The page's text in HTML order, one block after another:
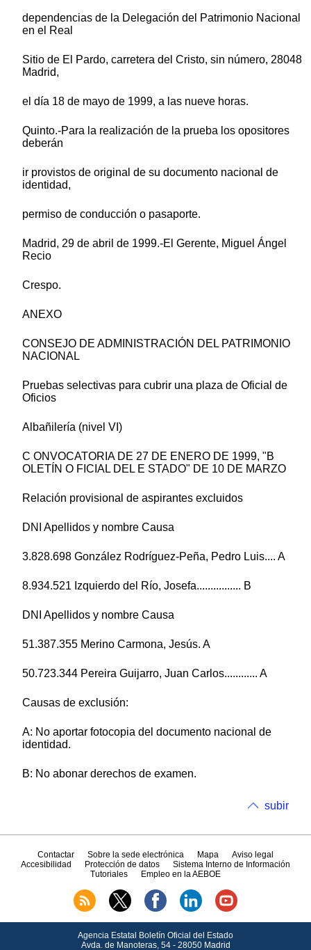
dependencias de la Delegación del Patrimonio Nacional
en el Real
Sitio de El Pardo, carretera del Cristo, sin número, 28048
Madrid,
el día 18 de mayo de 1999, a las nueve horas.
Quinto.-Para la realización de la prueba los opositores
deberán
ir provistos de original de su documento nacional de
identidad,
permiso de conducción o pasaporte.
Madrid, 29 de abril de 1999.-El Gerente, Miguel Ángel
Recio
Crespo.
ANEXO
CONSEJO DE ADMINISTRACIÓN DEL PATRIMONIO
NACIONAL
Pruebas selectivas para cubrir una plaza de Oficial de
Oficios
Albañilería (nivel VI)
C ONVOCATORIA DE 27 DE ENERO DE 1999, "B
OLETÍN O FICIAL DEL E STADO" DE 10 DE MARZO
Relación provisional de aspirantes excluidos
DNI Apellidos y nombre Causa
3.828.698 González Rodríguez-Peña, Pedro Luis.... A
8.934.521 Izquierdo del Río, Josefa................ B
DNI Apellidos y nombre Causa
51.387.355 Merino Carmona, Jesús. A
50.723.344 Pereira Guijarro, Juan Carlos............ A
Causas de exclusión:
A: No aportar fotocopia del documento nacional de
identidad.
B: No abonar derechos de examen.
subir
Contactar Sobre la sede electrónica Mapa
Aviso legal
Accesibilidad
Protección de datos
Sistema Interno de Información
Tutoriales
Empleo en la AEBOE
Agencia Estatal Boletín Oficial del Estado
Avda. de Manoteras, 54 - 28050 Madrid